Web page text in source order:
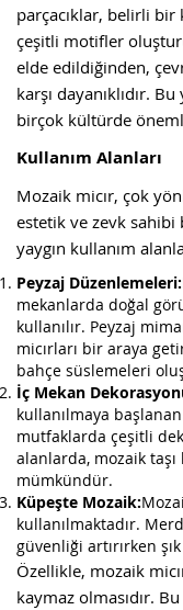
parçacıklar, belirli bir
çeşitli motifler
elde edildiğinden,
karşı dayanıklıdır.
birçok kültürde
Kullanım Alanları
Mozaik micır, çok
estetik ve zevk sahibi
yaygın kullanım
Peyzaj Düzenlemeleri:
mekanlarda doğal
kullanılır. Peyzaj
micırları bir araya
bahçe süslemeleri
İç Mekan
kullanılmaya
mutfaklarda çeşitli
alanlarda, mozaik
mümkündür.
Küpeşte Mozaik:
kullanılmaktadır.
güvenliği artırırken
Özellikle, mozaik
kaymaz olmasıdır.